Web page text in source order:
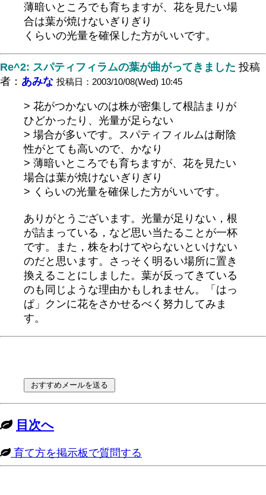
薄暗いところでも育ちますが、花を見たい場
合は葉が焼けないぎりぎり
くらいの光量を確保した方がいいです。
Re^2: スパティフィラムの葉が曲がってきました 投稿
者： あみな 投稿日：2003/10/08(Wed) 10:45
> 花がつかないのは株が密集して根詰まりが
ひどかったり、光量が足らない
> 場合が多いです。スパティフィルムは耐陰
性がとても高いので、かなり
> 薄暗いところでも育ちますが、花を見たい
場合は葉が焼けないぎりぎり
> くらいの光量を確保した方がいいです。
ありがとうございます。光量が足りない，根
が詰まっている，など思い当たることが一杯
です。また，株をわけてやらないといけない
のだと思います。さっそく明るい場所に置き
換えることにしました。葉が反ってきている
のも同じような理由かもしれません。「はっ
ぱ」クンに花をさかせるべく努力してみま
す。
目次へ
育て方を掲示板で質問する